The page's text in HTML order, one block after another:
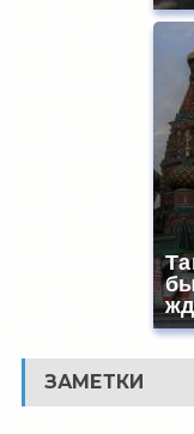
ЗАМЕТКИ